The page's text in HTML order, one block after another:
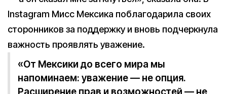
Instagram Мисс Мексика поблагодарила своих
сторонников за поддержку и вновь подчеркнула
важность проявлять уважение.
«От Мексики до всего мира мы
напоминаем: уважение — не опция.